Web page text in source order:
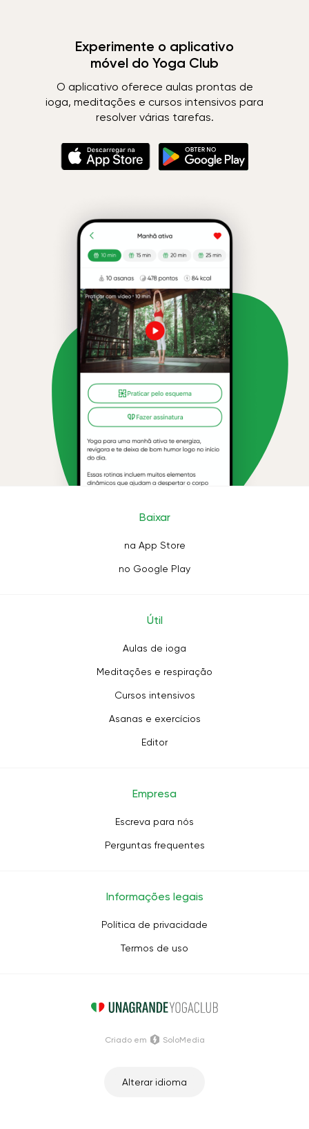
Experimente o aplicativo
móvel do Yoga Club
O aplicativo oferece aulas prontas de
ioga, meditações e cursos intensivos para
resolver várias tarefas.
Baixar
na App Store
no Google Play
Útil
Aulas de ioga
Meditações e respiração
Cursos intensivos
Asanas e exercícios
Editor
Empresa
Escreva para nós
Perguntas frequentes
Informações legais
Política de privacidade
Termos de uso
Alterar idioma
Criado em SoloMedia